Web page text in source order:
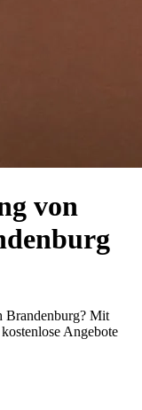
von
Brandenburg? Mit
Angebote